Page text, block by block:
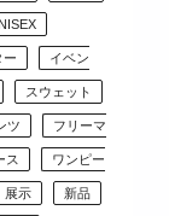
ー イベン
スウェット
ツ フリーマ
ス ワンピー
展示 新品